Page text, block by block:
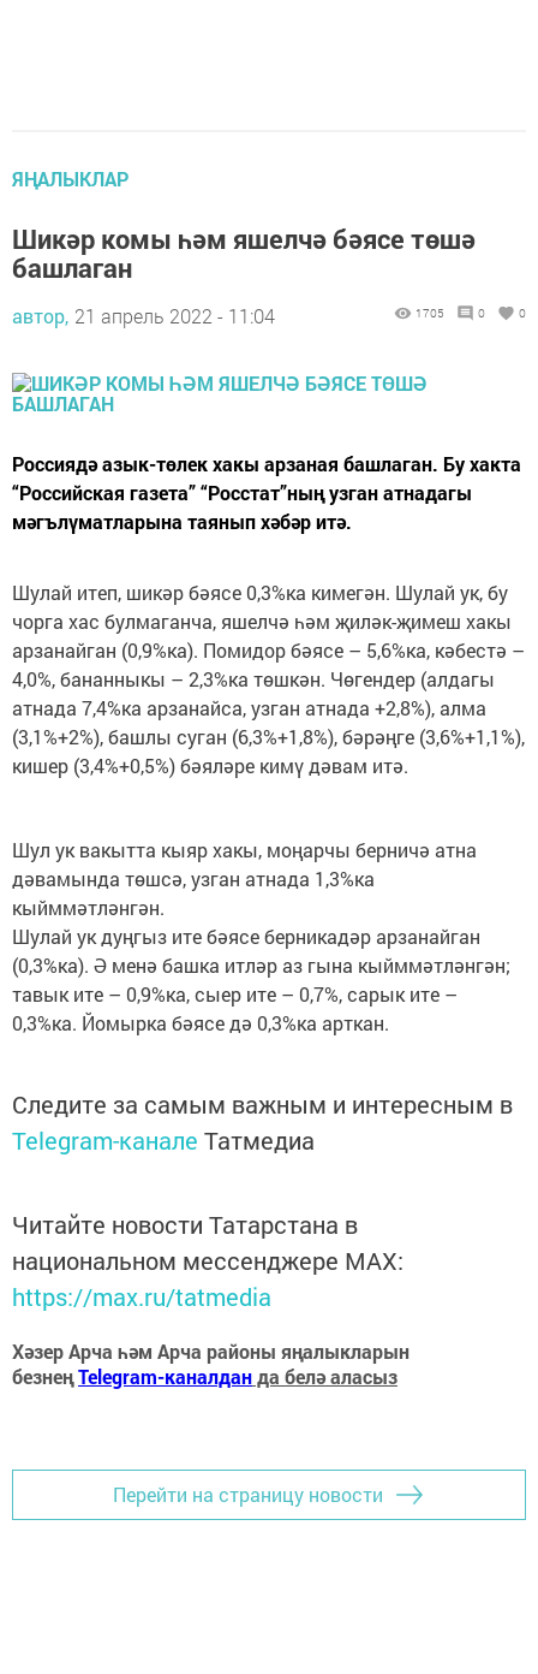
ЯҢАЛЫКЛАР
Шикәр комы һәм яшелчә бәясе төшә
башлаган
автор, 21 апрель 2022 - 11:04 1705 0 0
Россиядә азык-төлек хакы арзаная башлаган. Бу хакта
“Российская газета” “Росстат”ның узган атнадагы
мәгълүматларына таянып хәбәр итә.
Шулай итеп, шикәр бәясе 0,3%ка кимегән. Шулай ук, бу
чорга хас булмаганча, яшелчә һәм җиләк-җимеш хакы
арзанайган (0,9%ка). Помидор бәясе – 5,6%ка, кәбестә –
4,0%, бананныкы – 2,3%ка төшкән. Чөгендер (алдагы
атнада 7,4%ка арзанайса, узган атнада +2,8%), алма
(3,1%+2%), башлы суган (6,3%+1,8%), бәрәңге (3,6%+1,1%),
кишер (3,4%+0,5%) бәяләре кимү дәвам итә.
Шул ук вакытта кыяр хакы, моңарчы берничә атна
дәвамында төшсә, узган атнада 1,3%ка
кыйммәтләнгән.
Шулай ук дуңгыз ите бәясе берникадәр арзанайган
(0,3%ка). Ә менә башка итләр аз гына кыйммәтләнгән;
тавык ите – 0,9%ка, сыер ите – 0,7%, сарык ите –
0,3%ка. Йомырка бәясе дә 0,3%ка арткан.
Следите за самым важным и интересным в
Telegram-канале Татмедиа
Читайте новости Татарстана в
национальном мессенджере MАХ:
https://max.ru/tatmedia
Хәзер Арча һәм Арча районы яңалыкларын
безнеңTelegram-каналданда белә аласыз
Перейти на страницу новости